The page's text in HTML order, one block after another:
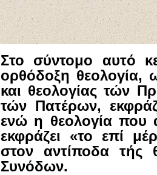
Στο σύντομο αυτό
ορθόδοξη θεολογία,
και θεολογίας τών
τών Πατέρων,
ενώ η θεολογία που
εκφράζει «το επί
στον αντίποδα τής
Συνόδων.